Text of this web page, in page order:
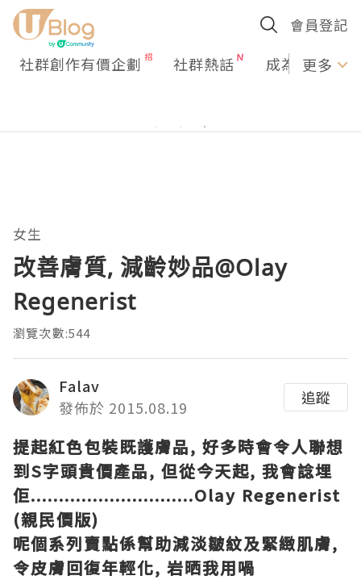
會員登記
社群創作有價企劃 社群熱話 成為U更多
女生
改善膚質, 減齡妙品@Olay
Regenerist
瀏覽次數:544
Falav
發佈於 2015.08.19
追蹤
提起紅色包裝既護膚品, 好多時會令人聯想
到S字頭貴價產品, 但從今天起, 我會諗埋
佢.............................Olay Regenerist
(親民價版)
呢個系列賣點係幫助減淡皺紋及緊緻肌膚,
令皮膚回復年輕化, 岩晒我用喎